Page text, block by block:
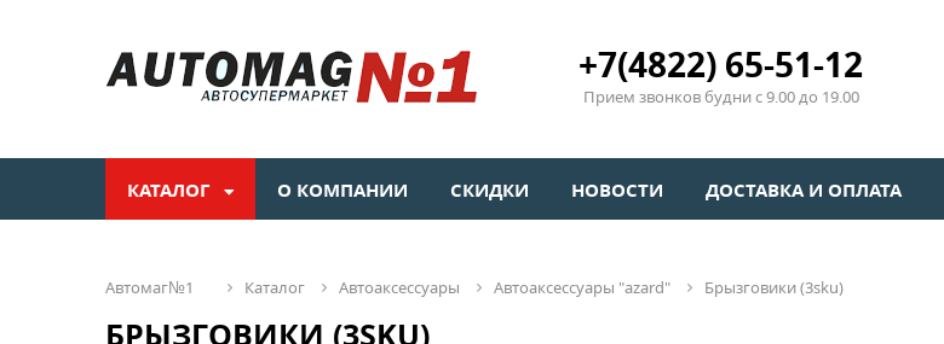
+7(4822) 65-51-12
Прием звонков будни с 9.00 до 19.00
КАТАЛОГ О КОМПАНИИ СКИДКИ НОВОСТИ ДОСТАВКА И ОПЛАТА
автомаг№1 каталог автоаксессуары автоаксессуары "azard" брызговики (3sku)
БРЫЗГОВИКИ (3SKU)